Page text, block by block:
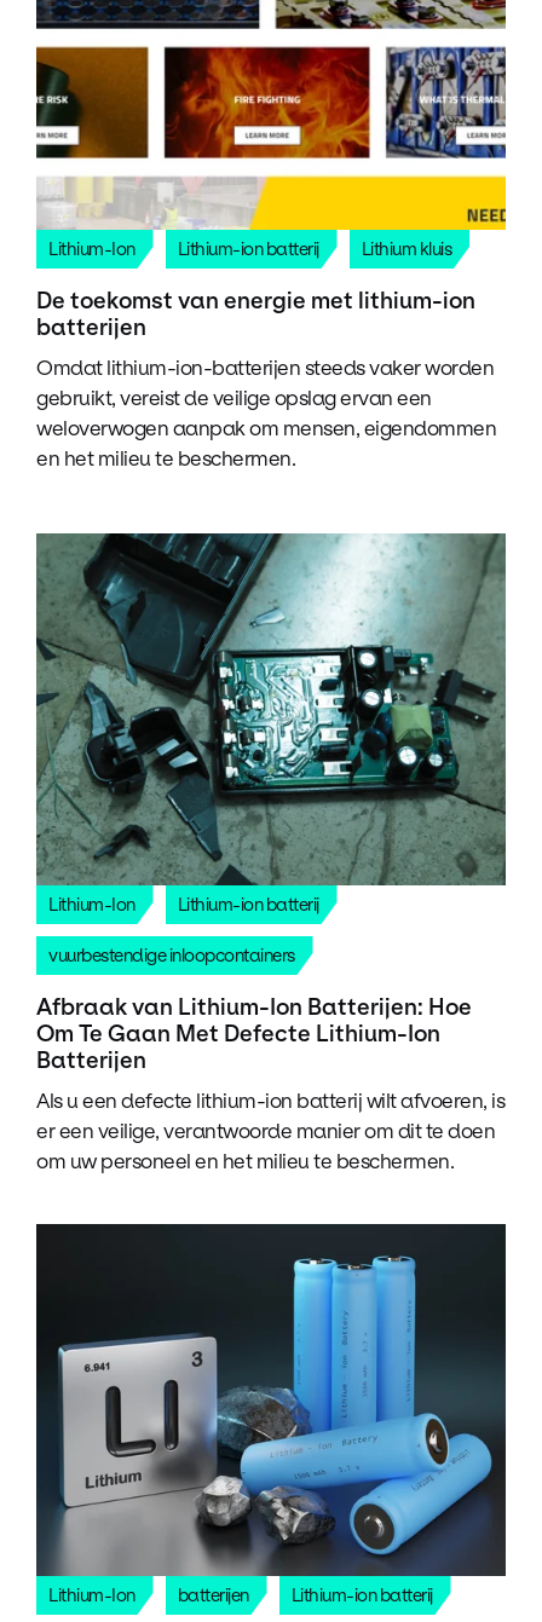
Lithium-Ion Lithium-ion batterij Lithium kluis
De toekomst van energie met lithium-ion
batterijen
Omdat lithium-ion-batterijen steeds vaker worden
gebruikt, vereist de veilige opslag ervan een
weloverwogen aanpak om mensen, eigendommen
en het milieu te beschermen.
Lithium-Ion Lithium-ion batterij
vuurbestendige inloopcontainers
Afbraak van Lithium-Ion Batterijen: Hoe
Om Te Gaan Met Defecte Lithium-Ion
Batterijen
Als u een defecte lithium-ion batterij wilt afvoeren, is
er een veilige, verantwoorde manier om dit te doen
om uw personeel en het milieu te beschermen.
Lithium-Ion batterijen Lithium-ion batterij